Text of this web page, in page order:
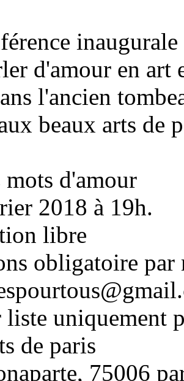
d'amour en art
l'ancien
beaux arts de
mots d'amour
2018 à 19h.
libre
obligatoire par
liste uniquement
de paris
75006